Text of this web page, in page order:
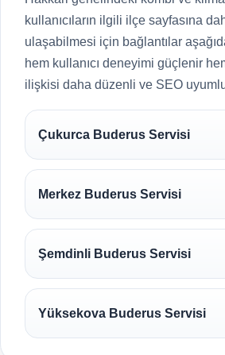
kullanıcıların ilgili ilçe sayfasına
ulaşabilmesi için bağlantılar
hem kullanıcı deneyimi güçlenir
ilişkisi daha düzenli ve SEO
Çukurca Buderus Servisi
Merkez Buderus Servisi
Şemdinli Buderus Servisi
Yüksekova Buderus Servisi